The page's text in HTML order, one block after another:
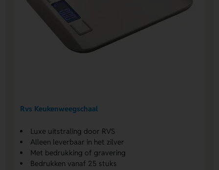
Rvs Keukenweegschaal
Luxe uitstraling door RVS
Alleen leverbaar in het zilver
Met bedrukking of gravering
Bedrukken vanaf 25 stuks